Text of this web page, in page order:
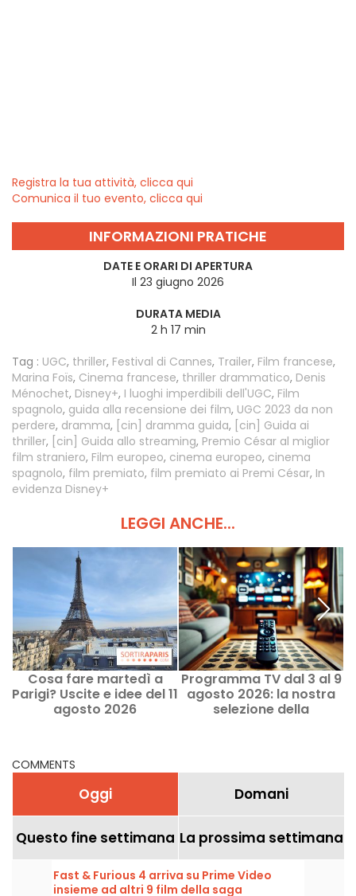
Registra la tua attività, clicca qui
Comunica il tuo evento, clicca qui
INFORMAZIONI PRATICHE
DATE E ORARI DI APERTURA
Il 23 giugno 2026
DURATA MEDIA
2 h 17 min
Tag : UGC, thriller, Festival di Cannes, Trailer, Film francese,
Marina Foïs, Cinema francese, thriller drammatico, Denis
Ménochet, Disney+, I luoghi imperdibili dell'UGC, Film
spagnolo, guida alla recensione dei film, UGC 2023 da non
perdere, dramma, [cin] dramma guida, [cin] Guida ai
thriller, [cin] Guida allo streaming, Premio César al miglior
film straniero, Film europeo, cinema europeo, cinema
spagnolo, film premiato, film premiato ai Premi César, In
evidenza Disney+
LEGGI ANCHE...
Cosa fare martedì a
Parigi? Uscite e idee del 11
agosto 2026
Programma TV dal 3 al 9
agosto 2026: la nostra
selezione della
COMMENTS
Oggi Domani
Questo fine settimana La prossima settimana
Fast & Furious 4 arriva su Prime Video
insieme ad altri 9 film della saga